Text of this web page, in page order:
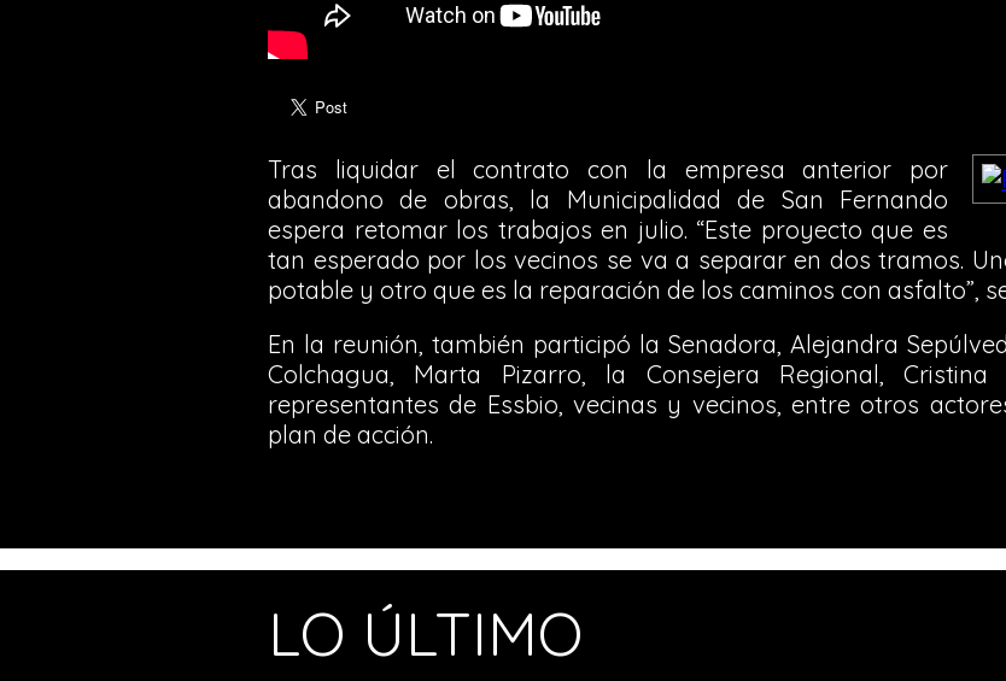
Tras liquidar el contrato con la empresa anterior por
abandono de obras, la Municipalidad de San Fernando
espera retomar los trabajos en julio. “Este proyecto que es
tan esperado por los vecinos se va a separar en dos tramos.
potable y otro que es la reparación de los caminos con asfalto”,
En la reunión, también participó la Senadora, Alejandra
Colchagua, Marta Pizarro, la Consejera Regional,
representantes de Essbio, vecinas y vecinos, entre otros
plan de acción.
LO ÚLTIMO